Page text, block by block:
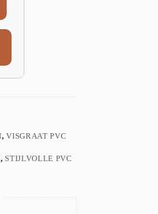
,VISGRAAT PVC
, STIJLVOLLE PVC